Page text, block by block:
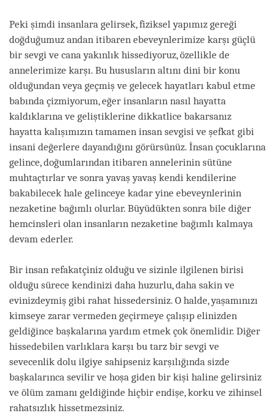
Peki şimdi insanlara gelirsek, fiziksel yapımız gereği
doğduğumuz andan itibaren ebeveynlerimize karşı güçlü
bir sevgi ve cana yakınlık hissediyoruz, özellikle de
annelerimize karşı. Bu hususların altını dini bir konu
olduğundan veya geçmiş ve gelecek hayatları kabul etme
babında çizmiyorum, eğer insanların nasıl hayatta
kaldıklarına ve geliştiklerine dikkatlice bakarsanız
hayatta kalışımızın tamamen insan sevgisi ve şefkat gibi
insani değerlere dayandığını görürsünüz. İnsan çocuklarına
gelince, doğumlarından itibaren annelerinin sütüne
muhtaçtırlar ve sonra yavaş yavaş kendi kendilerine
bakabilecek hale gelinceye kadar yine ebeveynlerinin
nezaketine bağımlı olurlar. Büyüdükten sonra bile diğer
hemcinsleri olan insanların nezaketine bağımlı kalmaya
devam ederler.
Bir insan refakatçiniz olduğu ve sizinle ilgilenen birisi
olduğu sürece kendinizi daha huzurlu, daha sakin ve
evinizdeymiş gibi rahat hissedersiniz. O halde, yaşamınızı
kimseye zarar vermeden geçirmeye çalışıp elinizden
geldiğince başkalarına yardım etmek çok önemlidir. Diğer
hissedebilen varlıklara karşı bu tarz bir sevgi ve
sevecenlik dolu ilgiye sahipseniz karşılığında sizde
başkalarınca sevilir ve hoşa giden bir kişi haline gelirsiniz
ve ölüm zamanı geldiğinde hiçbir endişe, korku ve zihinsel
rahatsızlık hissetmezsiniz.